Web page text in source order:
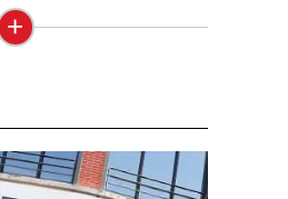
+